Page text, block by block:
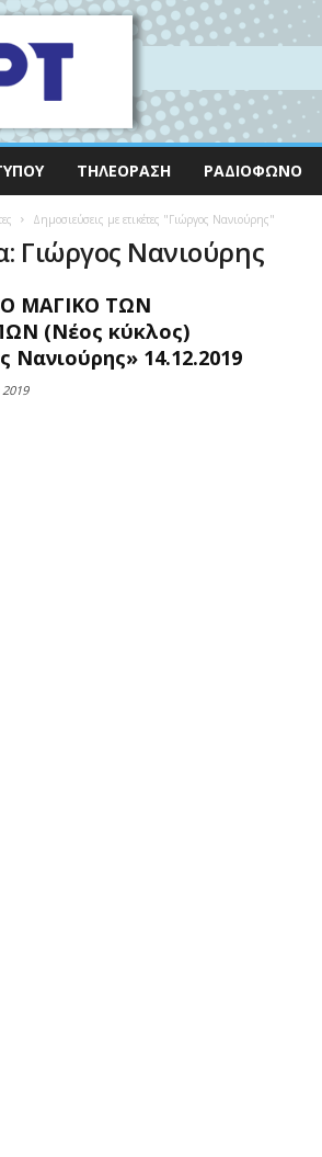
ΤΗΛΕΌΡΑΣΗ ΡΑΔΙΌΦΩΝΟ
Δημοσιεύσεις με ετικέτες "Γιώργος Νανιούρης"
Γιώργος Νανιούρης
ΜΑΓΙΚΟ ΤΩΝ
(Νέος κύκλος)
Νανιούρης» 14.12.2019